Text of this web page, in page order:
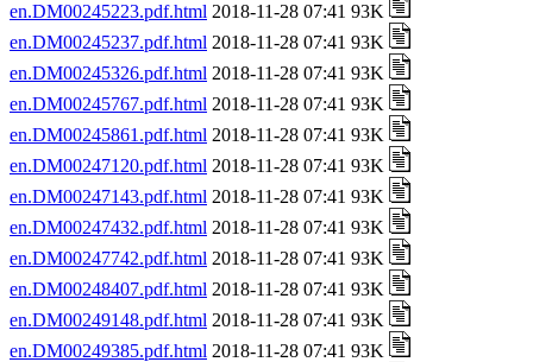
en.DM00245223.pdf.html 2018-11-28 07:41 93K
en.DM00245237.pdf.html 2018-11-28 07:41 93K
en.DM00245326.pdf.html 2018-11-28 07:41 93K
en.DM00245767.pdf.html 2018-11-28 07:41 93K
en.DM00245861.pdf.html 2018-11-28 07:41 93K
en.DM00247120.pdf.html 2018-11-28 07:41 93K
en.DM00247143.pdf.html 2018-11-28 07:41 93K
en.DM00247432.pdf.html 2018-11-28 07:41 93K
en.DM00247742.pdf.html 2018-11-28 07:41 93K
en.DM00248407.pdf.html 2018-11-28 07:41 93K
en.DM00249148.pdf.html 2018-11-28 07:41 93K
en.DM00249385.pdf.html 2018-11-28 07:41 93K